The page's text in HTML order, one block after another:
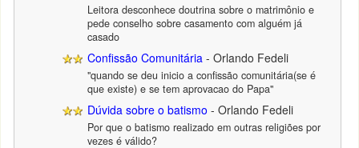
Leitora desconhece doutrina sobre o matrimônio e
pede conselho sobre casamento com alguém já
casado
Confissão Comunitária - Orlando Fedeli
"quando se deu inicio a confissão comunitária(se é
que existe) e se tem aprovacao do Papa"
Dúvida sobre o batismo - Orlando Fedeli
Por que o batismo realizado em outras religiões por
vezes é válido?